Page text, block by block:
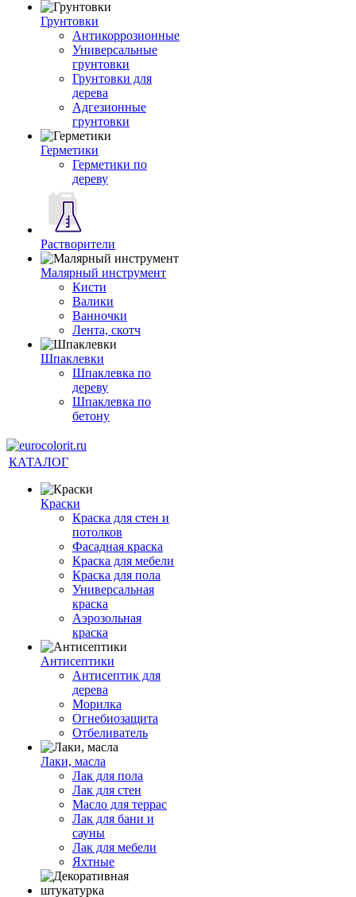
Грунтовки
Антикоррозионные
Универсальные
грунтовки
Грунтовки для
дерева
Адгезионные
грунтовки
Герметики
Герметики по
дереву
Растворители
Малярный инструмент
Кисти
Валики
Ванночки
Лента, скотч
Шпаклевки
Шпаклевка по
дереву
Шпаклевка по
бетону
КАТАЛОГ
Краски
Краска для стен и
потолков
Фасадная краска
Краска для мебели
Краска для пола
Универсальная
краска
Аэрозольная
краска
Антисептики
Антисептик для
дерева
Морилка
Огнебиозащита
Отбеливатель
Лаки, масла
Лак для пола
Лак для стен
Масло для террас
Лак для бани и
сауны
Лак для мебели
Яхтные